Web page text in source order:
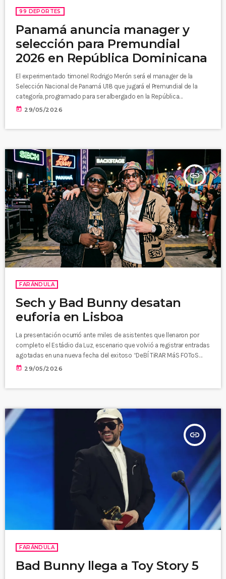
99 DEPORTES
Panamá anuncia manager y
selección para Premundial
2026 en República Dominicana
El experimentado timonel Rodrigo Merón será el manager de la
Selección Nacional de Panamá U18 que jugará el Premundial de la
categoría, programado para ser albergado en la República
Dominicana, informa la Federación Panameña de Béisbol (Fedebeis).
today 29/05/2026
insert_link
FARÁNDULA
Sech y Bad Bunny desatan
euforia en Lisboa
La presentación ocurrió ante miles de asistentes que llenaron por
completo el Estádio da Luz, escenario que volvió a registrar entradas
agotadas en una nueva fecha del exitoso “DeBÍ TiRAR MáS FOToS
World Tour”. La inesperada participación de Sech se produjo durante
today 29/05/2026
insert_link
FARÁNDULA
Bad Bunny llega a Toy Story 5